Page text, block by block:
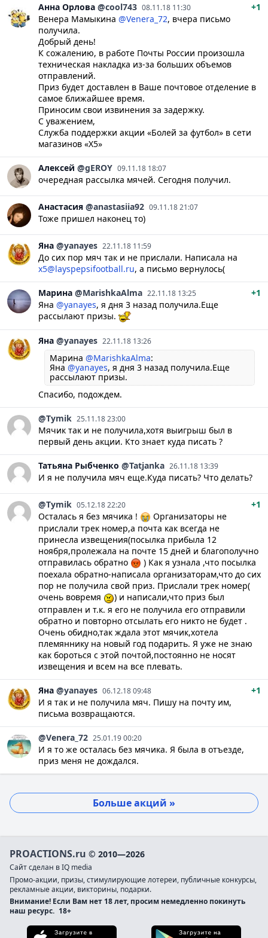
Анна Орлова @cool743 08.11.18 11:30
+1
Венера Мамыкина @Venera_72, вчера письмо
получила.
Добрый день!
К сожалению, в работе Почты России произошла
техническая накладка из-за больших объемов
отправлений.
Приз будет доставлен в Ваше почтовое отделение в
самое ближайшее время.
Приносим свои извинения за задержку.
С уважением,
Служба поддержки акции «Болей за футбол» в сети
магазинов «Х5»
Алексей @gEROY 09.11.18 18:07
очередная рассылка мячей. Сегодня получил.
Анастасия @anastasiia92 09.11.18 21:07
Тоже пришел наконец то)
Яна @yanayes 22.11.18 11:59
До сих пор мяч так и не прислали. Написала на
х5@layspepsifootball.ru, а письмо вернулось(
Марина @MarishkaAlma 22.11.18 13:25
+1
Яна @yanayes, я дня 3 назад получила.Еще
рассылают призы.
Яна @yanayes 22.11.18 13:26
Марина @MarishkaAlma:
Яна @yanayes, я дня 3 назад получила.Еще
рассылают призы.
Спасибо, подождем.
@Tymik 25.11.18 23:00
Мячик так и не получила,хотя выигрыш был в
первый день акции. Кто знает куда писать ?
Татьяна Рыбченко @Tatjanka 26.11.18 13:39
И я не получила мяч еще.Куда писать? Что делать?
@Tymik 05.12.18 22:20
+1
Осталась я без мячика !
Организаторы не
прислали трек номер,а почта как всегда не
принесла извещения(посылка прибыла 12
ноября,пролежала на почте 15 дней и благополучно
отправилась обратно
) Как я узнала ,что посылка
поехала обратно-написала организаторам,что до сих
пор не получила свой приз. Прислали трек номер(
очень вовремя
) и написали,что приз был
отправлен и т.к. я его не получила его отправили
обратно и повторно отсылать его никто не будет .
Очень обидно,так ждала этот мячик,хотела
племяннику на новый год подарить. Я уже не знаю
как бороться с этой почтой,постоянно не носят
извещения и всем на все плевать.
Яна @yanayes 06.12.18 09:48
+1
И я так и не получила мяч. Пишу на почту им,
письма возвращаются.
@Venera_72 25.01.19 00:20
И я то же осталась без мячика. Я была в отъезде,
приз меня не дождался.
Больше акций »
PROACTIONS.ru © 2010—2026
Сайт сделан в IQ media
Промо-акции, призы, стимулирующие лотереи, публичные конкурсы,
рекламные акции, викторины, подарки.
Внимание! Если Вам нет 18 лет, просим немедленно покинуть
наш ресурс. 18+
Загрузите в App Store